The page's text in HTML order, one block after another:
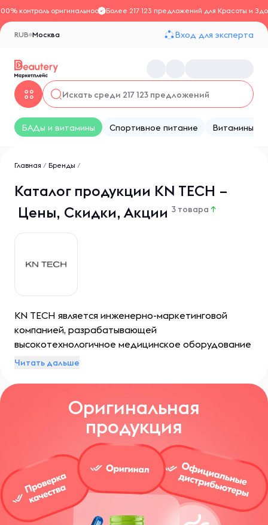
контроль оригинальностиБолее 217 123 предложений для Красоты и
Москва
RUB Вход для эксперта
БАДы и витамины Спортивное питание Витамины
Главная / Бренды /
Каталог продукции KN TECH –
Цены, Скидки, Акции 3 товара ↑
KN TECH является инженерно-маркетинговой
компанией, разрабатывающей
высокотехнологичное медицинское оборудование
для эстетической медицины.
Читать дальше
Оригинальная
продукция